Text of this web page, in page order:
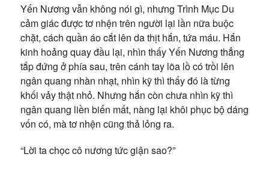
Yến Nương vẫn không nói gì, nhưng Trình Mục Du
cảm giác được tơ nhện trên người lại lần nữa buộc
chặt, cách quần áo cắt lên da thịt hắn, tứa máu. Hắn
kinh hoảng quay đầu lại, nhìn thấy Yến Nương thẳng
tắp đứng ở phía sau, trên cánh tay lõa lồ có trồi lên
ngân quang nhàn nhạt, nhìn kỹ thì thấy đó là từng
khối vảy thật nhỏ. Nhưng hắn còn chưa nhìn kỹ thì
ngân quang liền biến mất, nàng lại khôi phục bộ dáng
vốn có, mà tơ nhện cũng thả lỏng ra.
“Lời ta chọc cô nương tức giận sao?”